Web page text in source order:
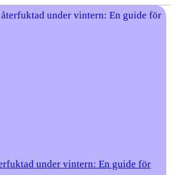
under vintern: En guide för